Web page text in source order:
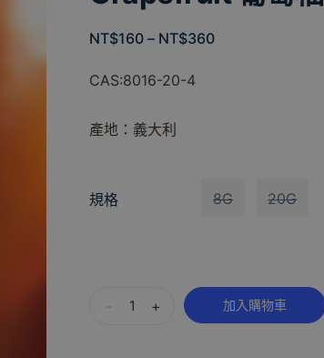
NT$160 – NT$360
CAS:8016-20-4
產地：義大利
規格 8G 20G
+ 加入購物車